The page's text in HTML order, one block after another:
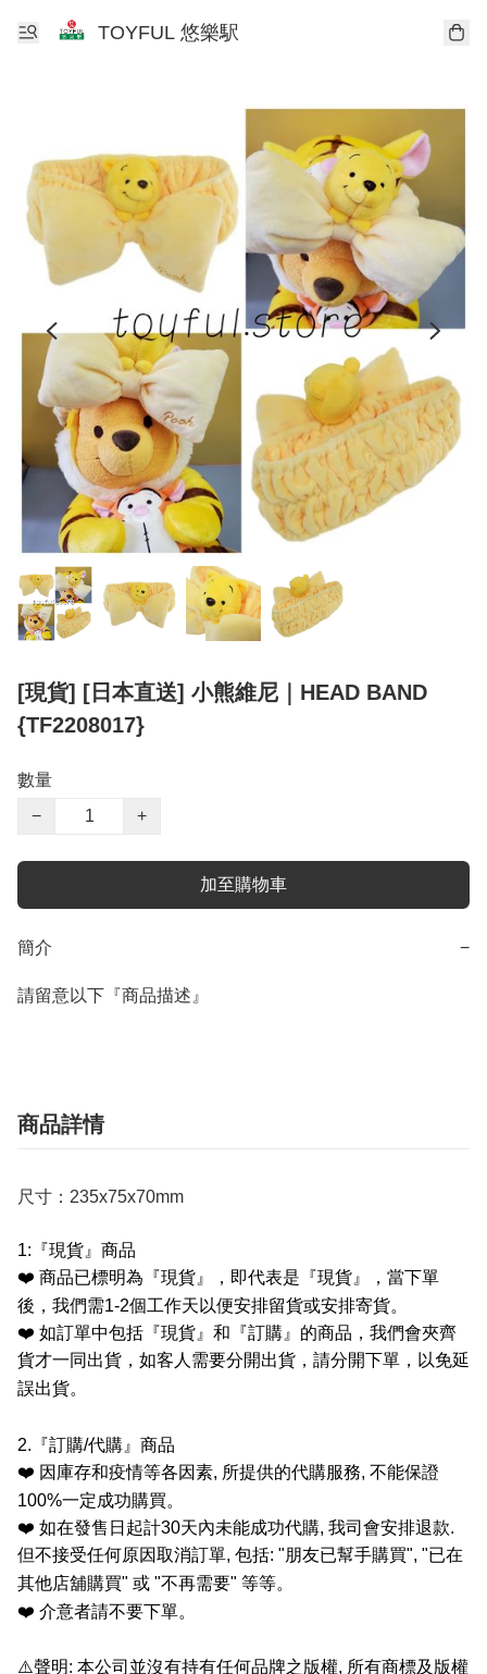
TOYFUL 悠樂駅
[現貨] [日本直送] 小熊維尼｜HEAD BAND
{TF2208017}
數量
−
+
加至購物車
簡介 −
請留意以下『商品描述』
商品詳情
尺寸：235x75x70mm
1: 『現貨』商品
❤️ 商品已標明為『現貨』，即代表是『現貨』，當下單
後，我們需1-2個工作天以便安排留貨或安排寄貨。
❤️ 如訂單中包括『現貨』和『訂購』的商品，我們會夾齊
貨才一同出貨，如客人需要分開出貨，請分開下單，以免延
誤出貨。
2. 『訂購/代購』商品
❤️ 因庫存和疫情等各因素, 所提供的代購服務, 不能保證
100%一定成功購買。
❤️ 如在發售日起計30天內未能成功代購, 我司會安排退款.
但不接受任何原因取消訂單, 包括: "朋友已幫手購買", "已在
其他店舖購買" 或 "不再需要" 等等。
❤️ 介意者請不要下單。
⚠️聲明: 本公司並沒有持有任何品牌之版權, 所有商標及版權